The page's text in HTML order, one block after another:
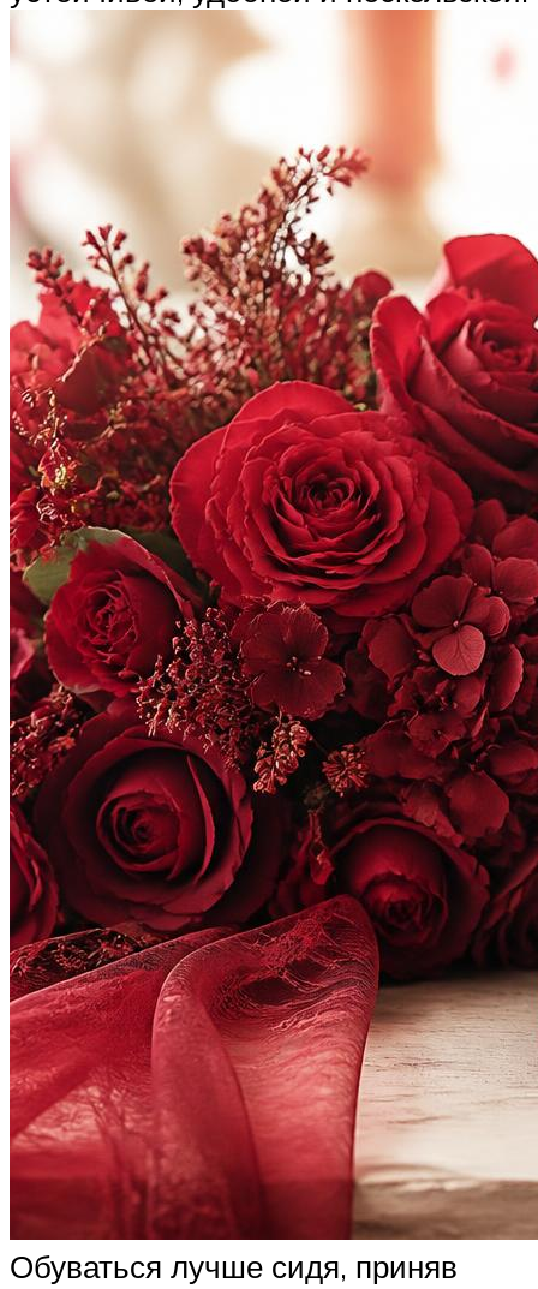
Обуваться лучше сидя, приняв